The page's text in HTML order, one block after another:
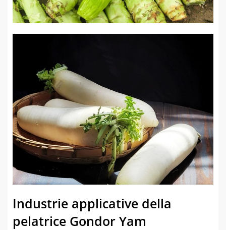
Industrie applicative della
pelatrice Gondor Yam